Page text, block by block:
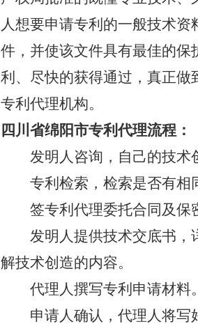
人想要申请专利的一般技术
件，并使该文件具有最佳的
利、尽快的获得通过，真正
专利代理机构。
四川省绵阳市专利代理流程：
发明人咨询，自己的技术
专利检索，检索是否有相
签专利代理委托合同及保
发明人提供技术交底书，
解技术创造的内容。
代理人撰写专利申请材料
申请人确认，代理人将写